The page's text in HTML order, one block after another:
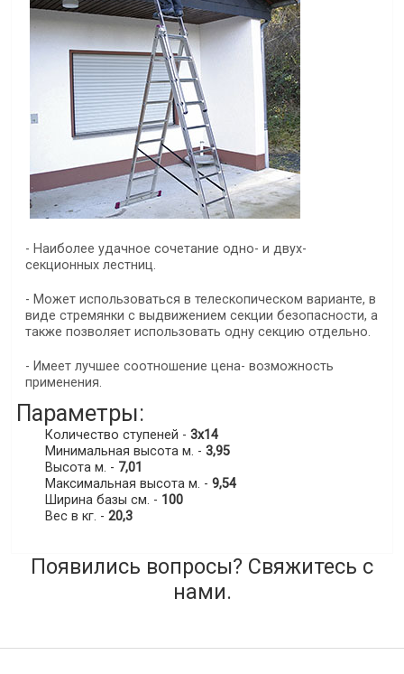
- Наиболее удачное сочетание одно- и двух-
секционных лестниц.
- Может использоваться в телескопическом варианте, в
виде стремянки с выдвижением секции безопасности, а
также позволяет использовать одну секцию отдельно.
- Имеет лучшее соотношение цена- возможность
применения.
Параметры:
Количество ступеней - 3x14
Минимальная высота м. - 3,95
Высота м. - 7,01
Максимальная высота м. - 9,54
Ширина базы см. - 100
Вес в кг. - 20,3
Появились вопросы? Свяжитесь с
нами.